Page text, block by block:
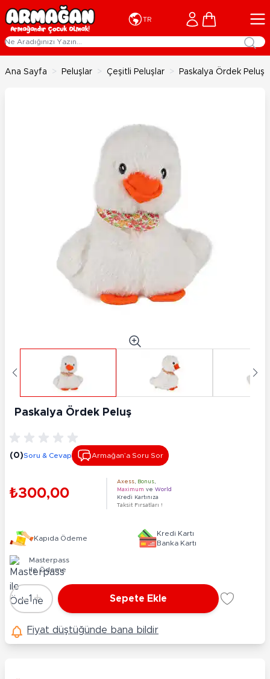
İçeriğe geç
TR Cart
Ana Sayfa > Peluşlar > Çeşitli Peluşlar > Paskalya Ördek Peluş
Paskalya Ördek Peluş
(0)Soru & Cevap Armağan’a Soru Sor
₺300,00
Axess Bonus
Maximum ve World
Kredi Kartınıza
Taksit Fırsatları !
Kapıda Ödeme
Kredi Kartı
Banka Kartı
Masterpass
ile Ödeme
Adet
-1 + Sepete Ekle
Fiyat düştüğünde bana bildir